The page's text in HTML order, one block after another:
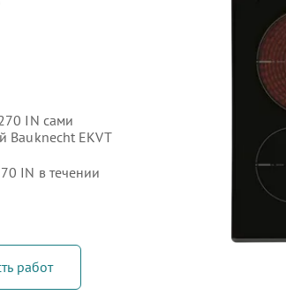
IN сами
Bauknecht EKVT
IN в течении
работ